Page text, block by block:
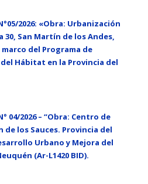
2026: «Obra: Urbanización
San Martín de los Andes,
del Programa de
Hábitat en la Provincia del
04/2026 – “Obra: Centro de
de los Sauces. Provincia del
Urbano y Mejora del
(Ar-L1420 BID).